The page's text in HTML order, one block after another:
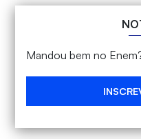
Mandou bem no